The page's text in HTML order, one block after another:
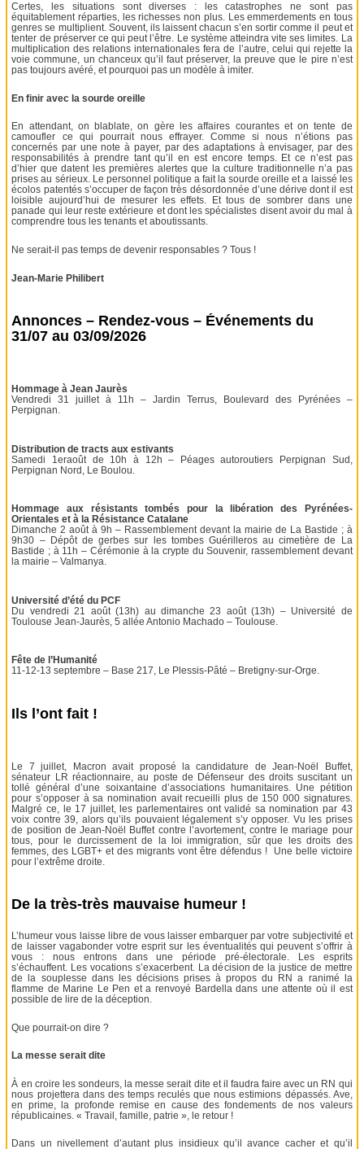
Certes, les situations sont diverses : les catastrophes ne sont pas
équitablement réparties, les richesses non plus. Les emmerdements en tous
genres se multiplient. Souvent, ils laissent chacun s’en sortir comme il peut et
tenter de préserver ce qui peut l’être. Le système atteindra vite ses limites. La
multiplication des relations internationales fera de l’autre, celui qui rejette la
voie commune, un chanceux qu’il faut préserver, la preuve que le pire n’est
pas toujours avéré, et pourquoi pas un modèle à imiter.
En finir avec la sourde oreille
En attendant, on blablate, on gère les affaires courantes et on tente de
camoufler ce qui pourrait nous effrayer. Comme si nous n’étions pas
concernés par une note à payer, par des adaptations à envisager, par des
responsabilités à prendre tant qu’il en est encore temps. Et ce n’est pas
d’hier que datent les premières alertes que la culture traditionnelle n’a pas
prises au sérieux. Le personnel politique a fait la sourde oreille et a laissé les
écolos patentés s’occuper de façon très désordonnée d’une dérive dont il est
loisible aujourd’hui de mesurer les effets. Et tous de sombrer dans une
panade qui leur reste extérieure et dont les spécialistes disent avoir du mal à
comprendre tous les tenants et aboutissants.
Ne serait-il pas temps de devenir responsables ? Tous !
Jean-Marie Philibert
Annonces – Rendez-vous – Événements du
31/07 au 03/09/2026
Hommage à Jean Jaurès
Vendredi 31 juillet à 11h – Jardin Terrus, Boulevard des Pyrénées –
Perpignan.
Distribution de tracts aux estivants
Samedi 1eraoût de 10h à 12h – Péages autoroutiers Perpignan Sud,
Perpignan Nord, Le Boulou.
Hommage aux résistants tombés pour la libération des Pyrénées-
Orientales et à la Résistance Catalane
Dimanche 2 août à 9h – Rassemblement devant la mairie de La Bastide ; à
9h30 – Dépôt de gerbes sur les tombes Guérilleros au cimetière de La
Bastide ; à 11h – Cérémonie à la crypte du Souvenir, rassemblement devant
la mairie – Valmanya.
Université d’été du PCF
Du vendredi 21 août (13h) au dimanche 23 août (13h) – Université de
Toulouse Jean-Jaurès, 5 allée Antonio Machado – Toulouse.
Fête de l’Humanité
11-12-13 septembre – Base 217, Le Plessis-Pâté – Bretigny-sur-Orge.
Ils l’ont fait !
Le 7 juillet, Macron avait proposé la candidature de Jean-Noël Buffet,
sénateur LR réactionnaire, au poste de Défenseur des droits suscitant un
tollé général d’une soixantaine d’associations humanitaires. Une pétition
pour s’opposer à sa nomination avait recueilli plus de 150 000 signatures.
Malgré ce, le 17 juillet, les parlementaires ont validé sa nomination par 43
voix contre 39, alors qu’ils pouvaient légalement s’y opposer. Vu les prises
de position de Jean-Noël Buffet contre l’avortement, contre le mariage pour
tous, pour le durcissement de la loi immigration, sûr que les droits des
femmes, des LGBT+ et des migrants vont être défendus ! Une belle victoire
pour l’extrême droite.
De la très-très mauvaise humeur !
L’humeur vous laisse libre de vous laisser embarquer par votre subjectivité et
de laisser vagabonder votre esprit sur les éventualités qui peuvent s’offrir à
vous : nous entrons dans une période pré-électorale. Les esprits
s’échauffent. Les vocations s’exacerbent. La décision de la justice de mettre
de la souplesse dans les décisions prises à propos du RN a ranimé la
flamme de Marine Le Pen et a renvoyé Bardella dans une attente où il est
possible de lire de la déception.
Que pourrait-on dire ?
La messe serait dite
À en croire les sondeurs, la messe serait dite et il faudra faire avec un RN qui
nous projettera dans des temps reculés que nous estimions dépassés. Ave,
en prime, la profonde remise en cause des fondements de nos valeurs
républicaines. « Travail, famille, patrie », le retour !
Dans un nivellement d’autant plus insidieux qu’il avance cacher et qu’il